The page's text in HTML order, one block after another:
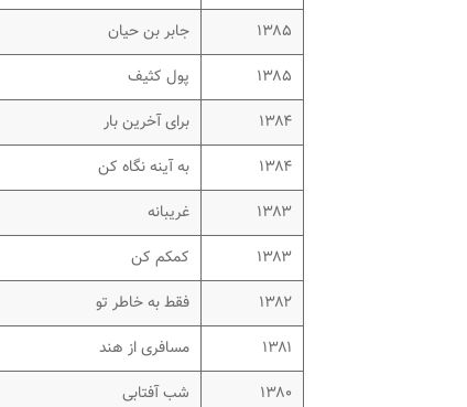
۱۳۸۵
جابر بن حیان
۱۳۸۵
پول کثیف
۱۳۸۴
برای آخرین بار
۱۳۸۴
به آینه نگاه کن
۱۳۸۳
غریبانه
۱۳۸۳
کمکم کن
۱۳۸۲
فقط به خاطر تو
۱۳۸۱
مسافری از هند
۱۳۸۰
شب آفتابی